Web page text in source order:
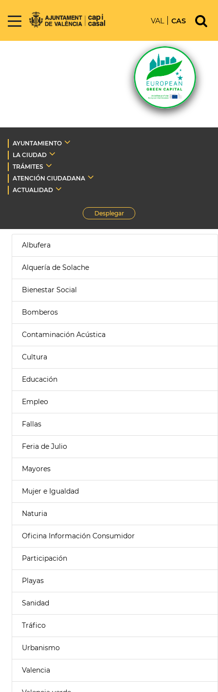
VAL CAS
AYUNTAMIENTO
LA CIUDAD
TRÁMITES
ATENCIÓN CIUDADANA
ACTUALIDAD
Desplegar
Albufera
Alquería de Solache
Bienestar Social
Bomberos
Contaminación Acústica
Cultura
Educación
Empleo
Fallas
Feria de Julio
Mayores
Mujer e Igualdad
Naturia
Oficina Información Consumidor
Participación
Playas
Sanidad
Tráfico
Urbanismo
Valencia